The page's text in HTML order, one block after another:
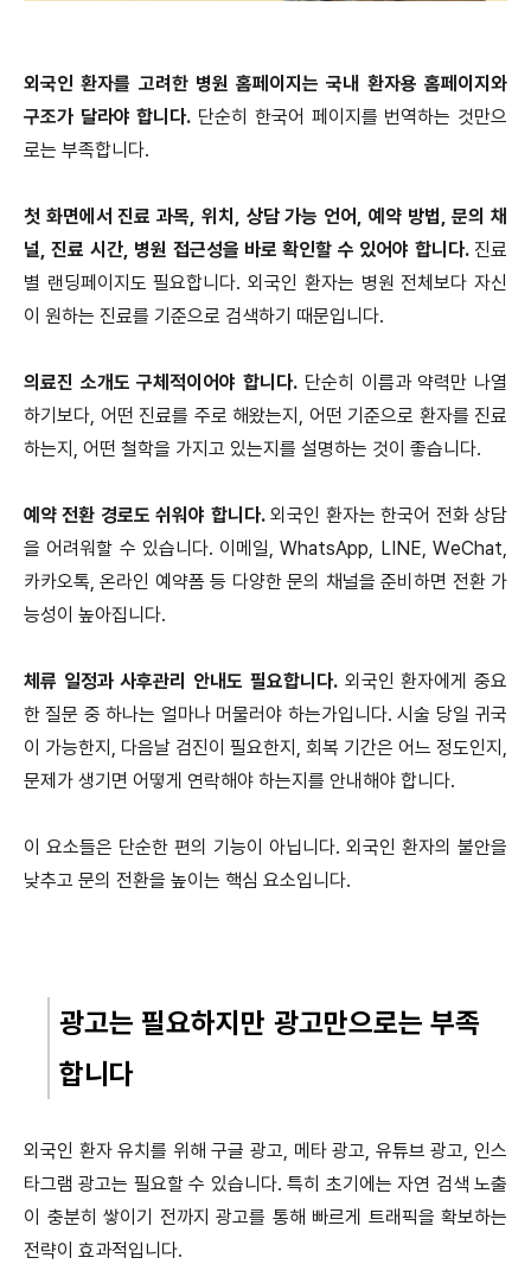
외국인 환자를 고려한 병원 홈페이지는 국내 환자용 홈페이지와
구조가 달라야 합니다. 단순히 한국어 페이지를 번역하는 것만으
로는 부족합니다.
첫 화면에서 진료 과목, 위치, 상담 가능 언어, 예약 방법, 문의 채
널, 진료 시간, 병원 접근성을 바로 확인할 수 있어야 합니다. 진료
별 랜딩페이지도 필요합니다. 외국인 환자는 병원 전체보다 자신
이 원하는 진료를 기준으로 검색하기 때문입니다.
의료진 소개도 구체적이어야 합니다. 단순히 이름과 약력만 나열
하기보다, 어떤 진료를 주로 해왔는지, 어떤 기준으로 환자를 진료
하는지, 어떤 철학을 가지고 있는지를 설명하는 것이 좋습니다.
예약 전환 경로도 쉬워야 합니다. 외국인 환자는 한국어 전화 상담
을 어려워할 수 있습니다. 이메일, WhatsApp, LINE, WeChat,
카카오톡, 온라인 예약폼 등 다양한 문의 채널을 준비하면 전환 가
능성이 높아집니다.
체류 일정과 사후관리 안내도 필요합니다. 외국인 환자에게 중요
한 질문 중 하나는 얼마나 머물러야 하는가입니다. 시술 당일 귀국
이 가능한지, 다음날 검진이 필요한지, 회복 기간은 어느 정도인지,
문제가 생기면 어떻게 연락해야 하는지를 안내해야 합니다.
이 요소들은 단순한 편의 기능이 아닙니다. 외국인 환자의 불안을
낮추고 문의 전환을 높이는 핵심 요소입니다.
광고는 필요하지만 광고만으로는 부족
합니다
외국인 환자 유치를 위해 구글 광고, 메타 광고, 유튜브 광고, 인스
타그램 광고는 필요할 수 있습니다. 특히 초기에는 자연 검색 노출
이 충분히 쌓이기 전까지 광고를 통해 빠르게 트래픽을 확보하는
전략이 효과적입니다.